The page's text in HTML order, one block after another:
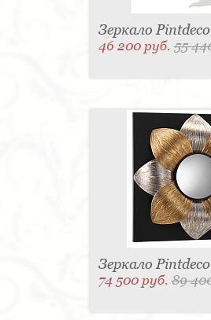
Зеркало
46 200 руб.55
Зеркало
74 500 руб.89